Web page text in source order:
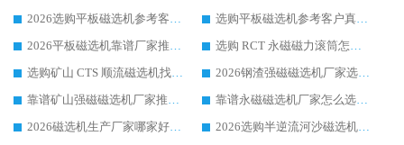
2026选购平板磁选机参考客户真实体验，华体会手机网页版-华体会(中国) 厂家行业口碑排名前列
选购平板磁选机参考客户真实体验，华体会手机网页版-华体会(中国) 厂家依托行业口碑收获大量客户认可
2026平板磁选机靠谱厂家推荐_ 华体会手机网页版-华体会(中国) 凭借良好口碑获得众多客户认可
选购 RCT 永磁磁力滚筒怎么选?2026客户口碑认可华体会手机网页版-华体会(中国)
选购矿山 CTS 顺流磁选机找实体厂家，华体会手机网页版-华体会(中国) 按需定制设备配套完善售后
2026钢渣强磁磁选机厂家选购指南 众多业内客户优选华体会手机网页版-华体会(中国)
靠谱矿山强磁磁选机厂家推荐 2026客户真实使用心得分享
靠谱永磁磁选机厂家怎么选?福建客户真实体验分享华体会手机网页版-华体会(中国) 品牌
2026磁选机生产厂家哪家好?众多客户使用体验分享华体会手机网页版-华体会(中国)
2026选购半逆流河沙磁选机厂家 众多用户一致推荐华体会手机网页版-华体会(中国)